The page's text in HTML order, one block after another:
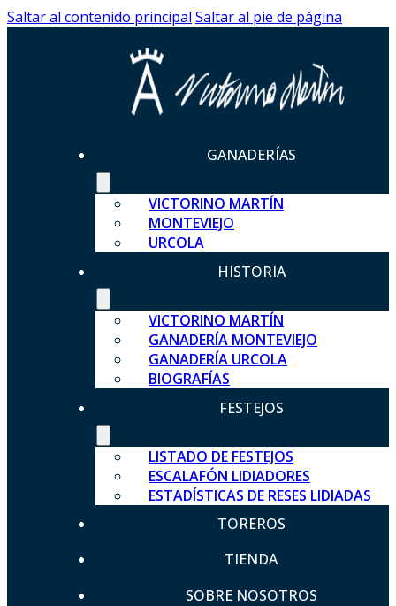
Saltar al contenido principal Saltar al pie de página
GANADERÍAS
VICTORINO MARTÍN
MONTEVIEJO
URCOLA
HISTORIA
VICTORINO MARTÍN
GANADERÍA MONTEVIEJO
GANADERÍA URCOLA
BIOGRAFÍAS
FESTEJOS
LISTADO DE FESTEJOS
ESCALAFÓN LIDIADORES
ESTADÍSTICAS DE RESES LIDIADAS
TOREROS
TIENDA
SOBRE NOSOTROS